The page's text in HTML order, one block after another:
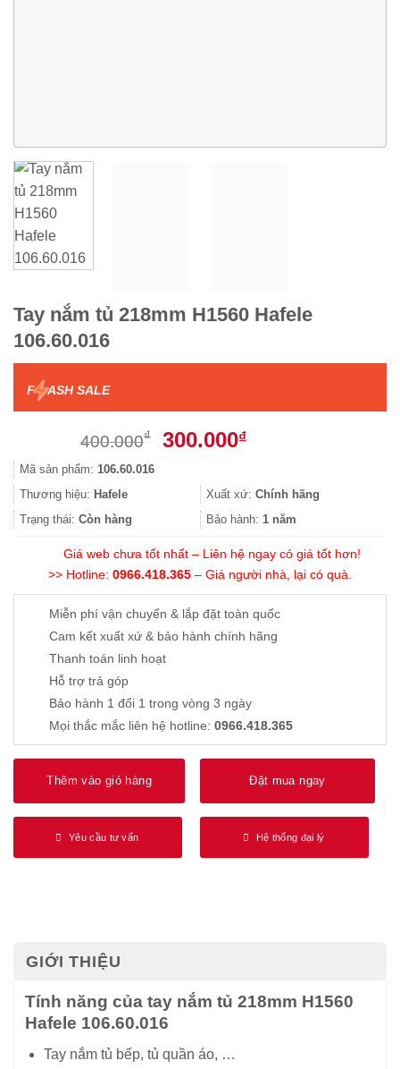
Tay nắm tủ 218mm H1560 Hafele
106.60.016
F ASH SALE
400.000₫
Giá
400.000₫.
300.000₫Giá
là:
300.000₫.
Mã sản phẩm: 106.60.016
Thương hiệu: Hafele Xuất xứ: Chính hãng
Trạng thái: Còn hàng Bảo hành: 1 năm
Giá web chưa tốt nhất – Liên hệ ngay có giá tốt hơn!
>> Hotline: 0966.418.365 – Giá người nhà, lại có quà.
Miễn phí vận chuyển & lắp đặt toàn quốc
Cam kết xuất xứ & bảo hành chính hãng
Thanh toán linh hoạt
Hỗ trợ trả góp
Bảo hành 1 đổi 1 trong vòng 3 ngày
Mọi thắc mắc liên hệ hotline: 0966.418.365
Thêm vào giỏ hàng Đặt mua ngay
Yêu cầu tư vấn Hệ thống đại lý
GIỚI THIỆU
Tính năng của tay nắm tủ 218mm H1560
Hafele 106.60.016
Tay nắm tủ bếp, tủ quần áo, …